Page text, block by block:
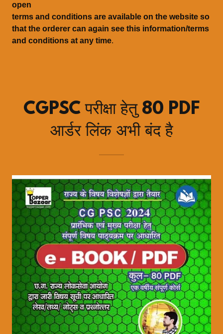
open
terms and conditions are available on the website so
that the orderer can again see this information/terms
and conditions at any time.
CGPSC परीक्षा हेतु 80 PDF
आर्डर लिंक अभी बंद है